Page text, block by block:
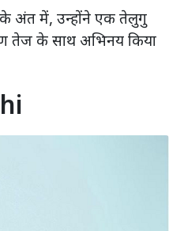
अंत में, उन्होंने एक तेलुगु
तेज के साथ अभिनय किया